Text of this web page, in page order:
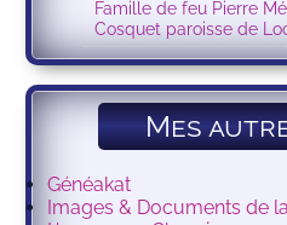
Famille de feu Pierre
Cosquet paroisse de
Mes
Généakat
Images & Documents de